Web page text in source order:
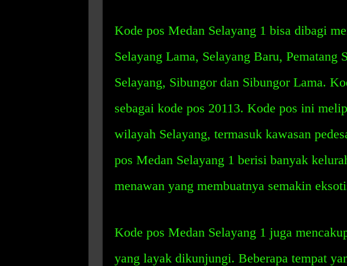
Kode pos Medan Selayang 1 bisa dibagi
Selayang Lama, Selayang Baru, Pematang
Selayang, Sibungor dan Sibungor Lama.
sebagai kode pos 20113. Kode pos ini
wilayah Selayang, termasuk kawasan
pos Medan Selayang 1 berisi banyak
menawan yang membuatnya semakin
Kode pos Medan Selayang 1 juga
yang layak dikunjungi. Beberapa tempat